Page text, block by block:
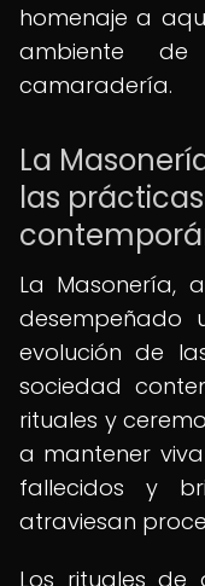
homenaje a
ambiente
camaradería.
La
las
La Masonería,
desempeñado
evolución de
sociedad
rituales y
a mantener
fallecidos y
atraviesan
Los rituales de